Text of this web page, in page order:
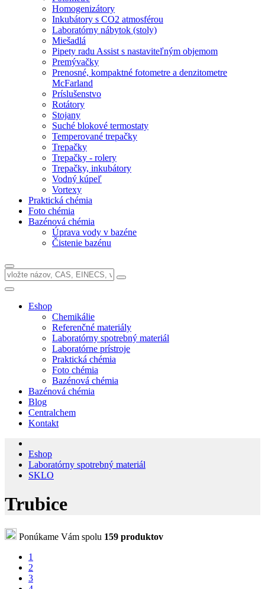
Homogenizátory
Inkubátory s CO2 atmosférou
Laboratórny nábytok (stoly)
Miešadlá
Pipety radu Assist s nastaviteľným objemom
Premývačky
Prenosné, kompaktné fotometre a denzitometre
McFarland
Príslušenstvo
Rotátory
Stojany
Suché blokové termostaty
Temperované trepačky
Trepačky
Trepačky - rolery
Trepačky, inkubátory
Vodný kúpeľ
Vortexy
Praktická chémia
Foto chémia
Bazénová chémia
Úprava vody v bazéne
Čistenie bazénu
Eshop
Chemikálie
Referenčné materiály
Laboratórny spotrebný materiál
Laboratórne prístroje
Praktická chémia
Foto chémia
Bazénová chémia
Bazénová chémia
Blog
Centralchem
Kontakt
Eshop
Laboratórny spotrebný materiál
SKLO
Trubice
Ponúkame Vám spolu 159 produktov
1
2
3